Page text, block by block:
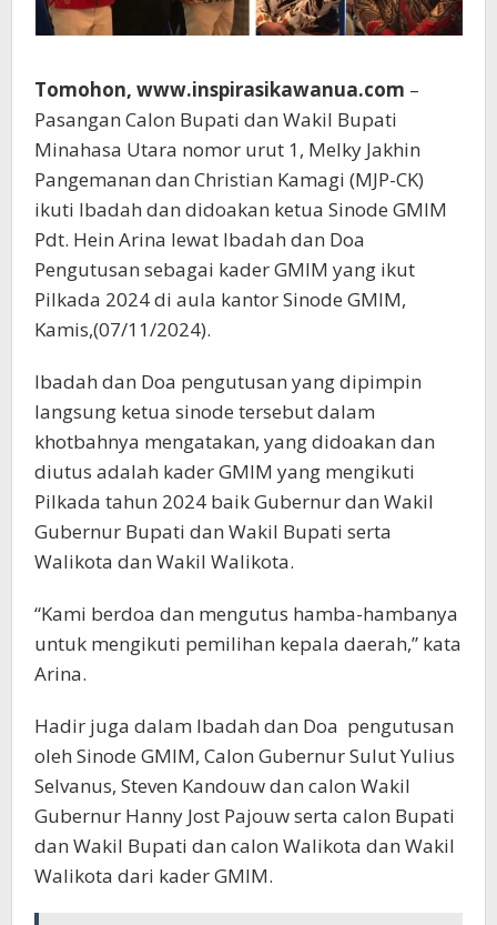
Tomohon, www.inspirasikawanua.com –
Pasangan Calon Bupati dan Wakil Bupati
Minahasa Utara nomor urut 1, Melky Jakhin
Pangemanan dan Christian Kamagi (MJP-CK)
ikuti Ibadah dan didoakan ketua Sinode GMIM
Pdt. Hein Arina lewat Ibadah dan Doa
Pengutusan sebagai kader GMIM yang ikut
Pilkada 2024 di aula kantor Sinode GMIM,
Kamis,(07/11/2024).
Ibadah dan Doa pengutusan yang dipimpin
langsung ketua sinode tersebut dalam
khotbahnya mengatakan, yang didoakan dan
diutus adalah kader GMIM yang mengikuti
Pilkada tahun 2024 baik Gubernur dan Wakil
Gubernur Bupati dan Wakil Bupati serta
Walikota dan Wakil Walikota.
“Kami berdoa dan mengutus hamba-hambanya
untuk mengikuti pemilihan kepala daerah,” kata
Arina.
Hadir juga dalam Ibadah dan Doa pengutusan
oleh Sinode GMIM, Calon Gubernur Sulut Yulius
Selvanus, Steven Kandouw dan calon Wakil
Gubernur Hanny Jost Pajouw serta calon Bupati
dan Wakil Bupati dan calon Walikota dan Wakil
Walikota dari kader GMIM.